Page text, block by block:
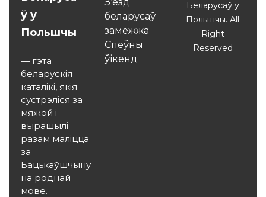
ў у
Польшчы
— гэта
беларускія
каталікі, якія
сустрэліся за
мяжой і
вырашылі
разам маліцца
за
Бацькаўшчыну
на роднай
мове.
беларусаў
замежжа
Спеўны
ўікенд
Беларусаў у
Польшчы. All
Right
Reserved